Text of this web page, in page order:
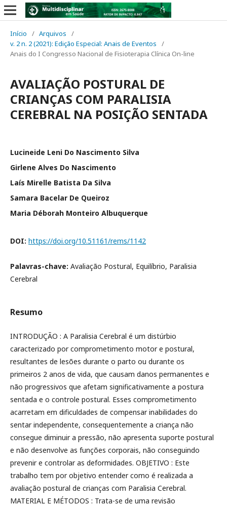
Início / Arquivos
/
v. 2 n. 2 (2021): Edição Especial: Anais de Eventos
/
Anais do I Congresso Nacional de Fisioterapia Clínica On-line
AVALIAÇÃO POSTURAL DE
CRIANÇAS COM PARALISIA
CEREBRAL NA POSIÇÃO SENTADA
Lucineide Leni Do Nascimento Silva
Girlene Alves Do Nascimento
Laís Mirelle Batista Da Silva
Samara Bacelar De Queiroz
Maria Déborah Monteiro Albuquerque
DOI: https://doi.org/10.51161/rems/1142
Palavras-chave: Avaliação Postural, Equilíbrio, Paralisia
Cerebral
Resumo
INTRODUÇÃO : A Paralisia Cerebral é um distúrbio
caracterizado por comprometimento motor e postural,
resultantes de lesões durante o parto ou durante os
primeiros 2 anos de vida, que causam danos permanentes e
não progressivos que afetam significativamente a postura
sentada e o controle postural. Esses comprometimento
acarretam em dificuldades de compensar inabilidades do
sentar independente, consequentemente a criança não
consegue diminuir a pressão, não apresenta suporte postural
e não desenvolve as funções corporais, não conseguindo
prevenir e controlar as deformidades. OBJETIVO : Este
trabalho tem por objetivo entender como é realizada a
avaliação postural de crianças com Paralisia Cerebral.
MATERIAL E MÉTODOS : Trata-se de uma revisão